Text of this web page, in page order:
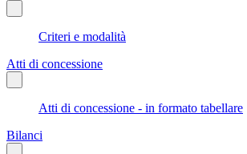
Criteri e modalità
Atti di concessione
Atti di concessione - in formato tabellare
Bilanci